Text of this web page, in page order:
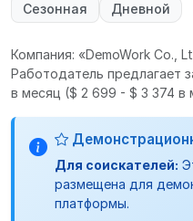
Сезонная Дневной
Компания: «DemoWork Co.,
Работодатель предлагает
в месяц ($ 2 699 - $ 3 374 в
Для соискателей:
размещена для
платформы.